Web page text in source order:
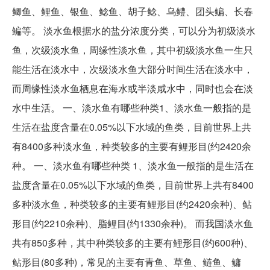
鲫鱼、鲤鱼、银鱼、鲶鱼、胡子鲶、乌鳢、团头鳊、长春
鳊等。 淡水鱼根据水的盐分浓度分类，可以分为初级淡水
鱼，次级淡水鱼，周缘性淡水鱼，其中初级淡水鱼一生只
能生活在淡水中，次级淡水鱼大部分时间生活在淡水中，
而周缘性淡水鱼栖息在海水或半淡咸水中，同时也会在淡
水中生活。 一、淡水鱼有哪些种类1、淡水鱼一般指的是
生活在盐度含量在0.05%以下水域的鱼类，目前世界上共
有8400多种淡水鱼，种类较多的主要有鲤形目(约2420余
种。 一、淡水鱼有哪些种类 1、淡水鱼一般指的是生活在
盐度含量在0.05%以下水域的鱼类，目前世界上共有8400
多种淡水鱼，种类较多的主要有鲤形目(约2420余种)、鲇
形目(约2210余种)、脂鲤目(约1330余种)。 而我国淡水鱼
共有850多种，其中种类较多的主要有鲤形目(约600种)、
鲇形目(80多种)，常见的主要有青鱼、草鱼、鲢鱼、鳙